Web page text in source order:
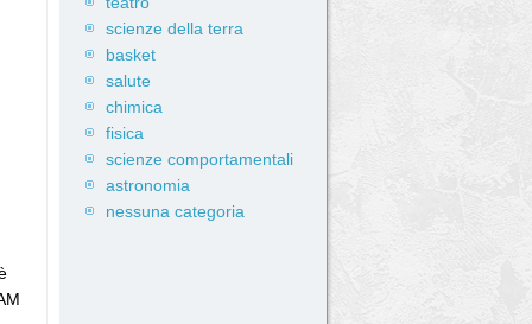
scienze della terra
basket
salute
chimica
fisica
scienze comportamentali
astronomia
nessuna categoria